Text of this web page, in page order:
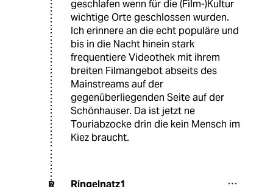
geschlafen wenn für die (Film-)Kultur
wichtige Orte geschlossen wurden.
Ich erinnere an die echt populäre und
bis in die Nacht hinein stark
frequentiere Videothek mit ihrem
breiten Filmangebot abseits des
Mainstreams auf der
gegenüberliegenden Seite auf der
Schönhauser. Da ist jetzt ne
Touriabzocke drin die kein Mensch im
Kiez braucht.